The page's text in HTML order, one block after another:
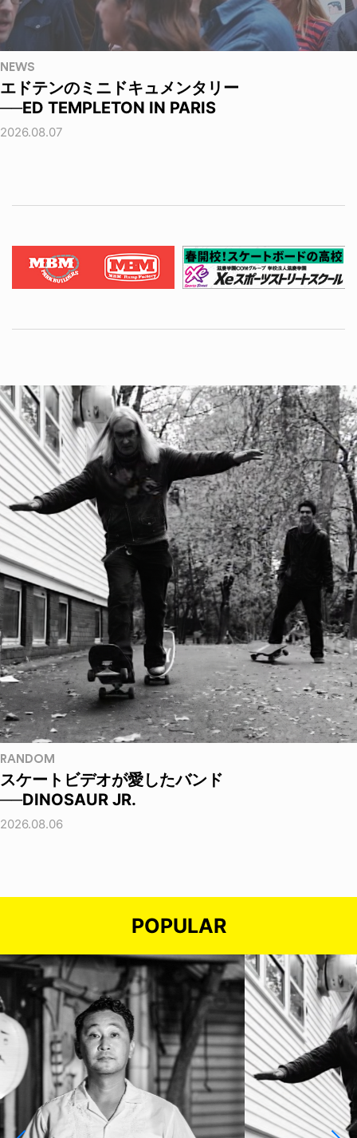
NEWS
エドテンのミニドキュメンタリー
──ED TEMPLETON IN PARIS
2026.08.07
RANDOM
スケートビデオが愛したバンド
──DINOSAUR JR.
2026.08.06
POPULAR